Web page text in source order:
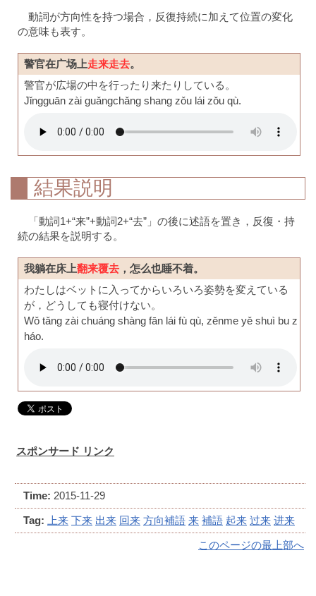
動詞が方向性を持つ場合，反復持続に加えて位置の変化
の意味も表す。
警官在广场上走来走去。
警官が広場の中を行ったり来たりしている。
Jǐngguān zài guǎngchǎng shang zǒu lái zǒu qù.
結果説明
「動詞1+“来”+動詞2+“去”」の後に述語を置き，反復・持
続の結果を説明する。
我躺在床上翻来覆去 ，怎么也睡不着。
わたしはベットに入ってからいろいろ姿勢を変えている
が，どうしても寝付けない。
Wǒ tǎng zài chuáng shàng fān lái fù qù, zěnme yě shuì bu z
háo.
スポンサード リンク
Time: 2015-11-29
Tag: 上来 下来 出来 回来 方向補語 来 補語 起来 过来 进来
このページの最上部へ